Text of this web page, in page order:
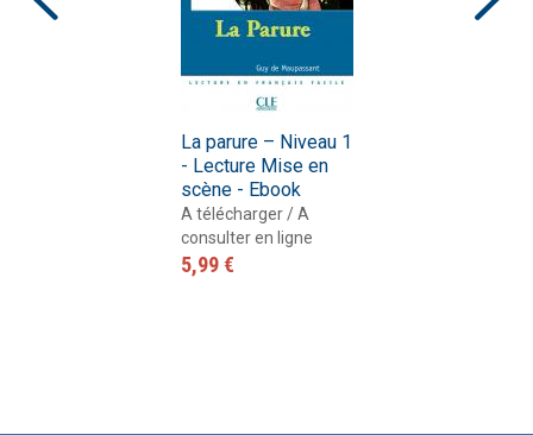
La parure – Niveau 1
- Lecture Mise en
scène - Ebook
A télécharger / A
consulter en ligne
5,99 €